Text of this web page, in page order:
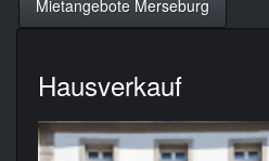
Mietangebote Merseburg
Hausverkauf